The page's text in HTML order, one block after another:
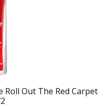
Roll Out The Red Carpet